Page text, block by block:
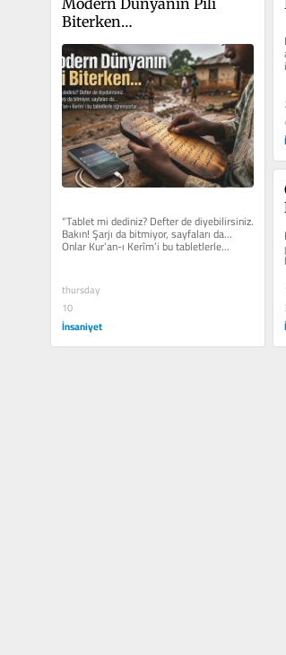
Biterken…
“Tablet mi dediniz? Defter de diyebilirsiniz.
Bakın! Şarjı da bitmiyor, sayfaları da…
Onlar Kur’an-ı Kerîm’i bu tabletlerle...
thursday
10
İnsaniyet